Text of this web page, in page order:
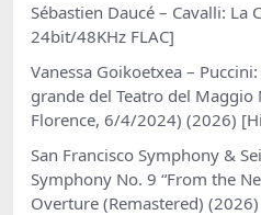
Sébastien Daucé – Cavalli: La
24bit/48KHz FLAC]
Vanessa Goikoetxea –
grande del Teatro del Maggio
Florence, 6/4/2024) (2026)
San Francisco Symphony &
Symphony No. 9 “From the
Overture (Remastered)